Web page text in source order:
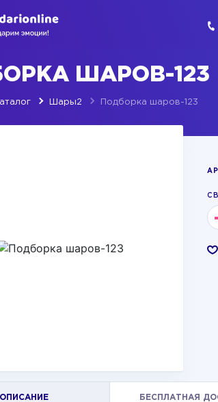
ШАРОВ-123
Шары2 Подборка шаров-123
ОПИСАНИЕ БЕСПЛАТНАЯ